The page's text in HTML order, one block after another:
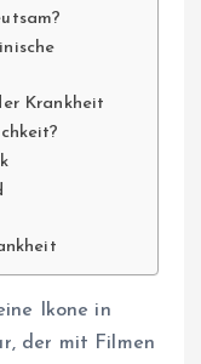
Krankheit
Ikone in
der mit Filmen